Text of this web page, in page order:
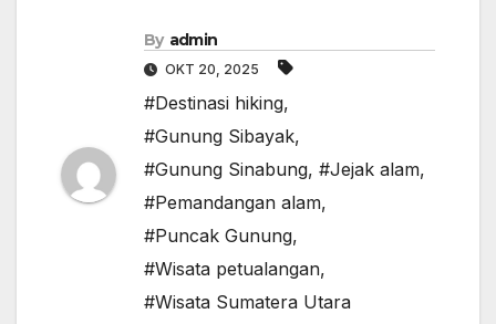
By admin
OKT 20, 2025
#Destinasi hiking,
#Gunung Sibayak,
#Gunung Sinabung, #Jejak alam,
#Pemandangan alam,
#Puncak Gunung,
#Wisata petualangan,
#Wisata Sumatera Utara